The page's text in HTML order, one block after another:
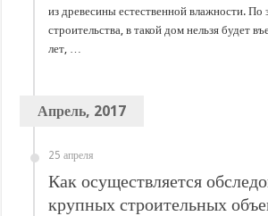
из древесины естественной влажности.
строительства, в такой дом нельзя будет
лет, …
Апрель, 2017
25 апреля
Как осуществляется
крупных строительных